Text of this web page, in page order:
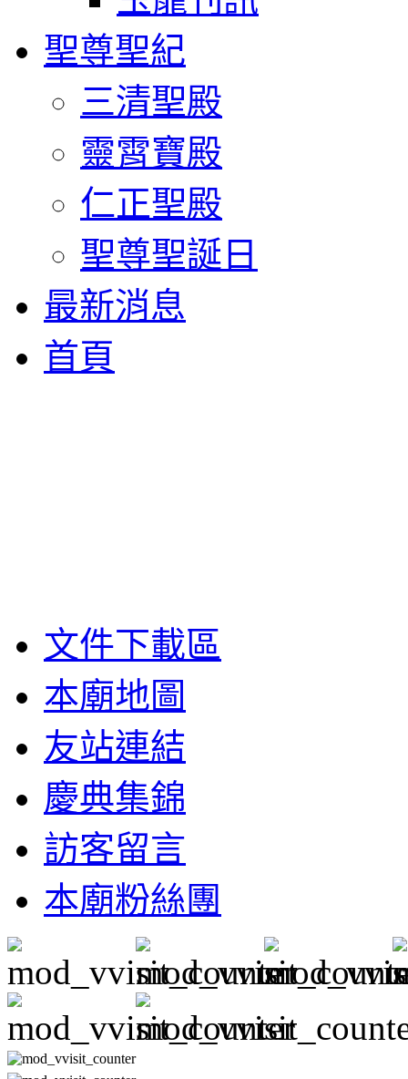
聖尊聖紀
三清聖殿
靈霄寶殿
仁正聖殿
聖尊聖誕日
最新消息
首頁
文件下載區
本廟地圖
友站連結
慶典集錦
訪客留言
本廟粉絲團